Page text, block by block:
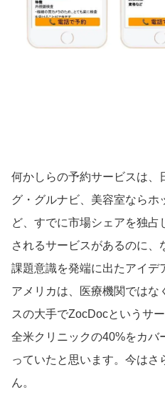
何かしらの予約サービスは、
グ・グルナビ、美容室ならホ
ど、すでに市場シェアを独
されるサービスがあるのに、
課題意識を発端に出たアイデ
アメリカは、医療機関では
スの大手でZocDocというサ
全米クリニックの40%をカバ
っていたと思います。今は
ん。